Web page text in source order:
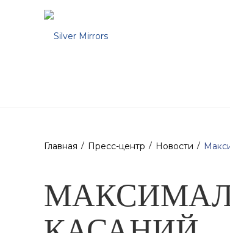
Главная Пресс-центр Новости